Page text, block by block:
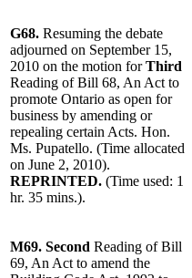
G68. Resuming the debate
adjourned on September 15,
2010 on the motion forThird
Reading of Bill 68, An Act to
promote Ontario as open for
business by amending or
repealing certain Acts. Hon.
Ms. Pupatello. (Time allocated
on June 2, 2010).
REPRINTED. (Time used: 1
hr. 35 mins.).
M69. Second Reading of Bill
69, An Act to amend the